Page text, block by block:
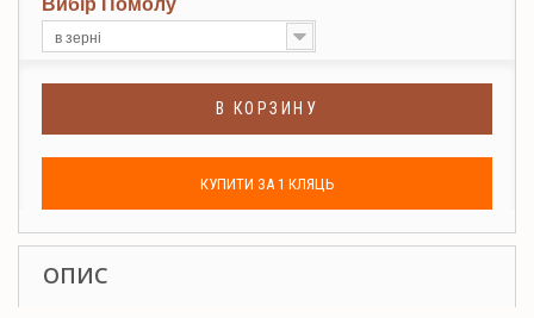
в зерні
В КОРЗИНУ
КУПИТИ ЗА 1 КЛЯЦЬ
ОПИС